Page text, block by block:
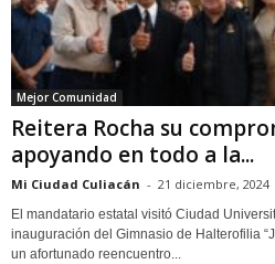
Mejor Comunidad
Reitera Rocha su
apoyando en todo a la...
Mi Ciudad Culiacán - 21 diciembre, 2024
El mandatario estatal visitó Ciudad
inauguración del Gimnasio de Halterofilia
un afortunado reencuentro...